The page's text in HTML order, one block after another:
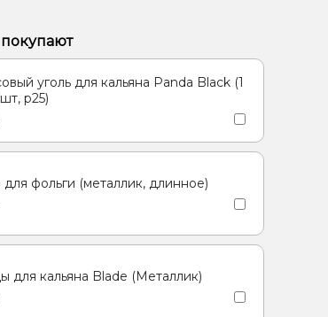
уголь для кальяна Panda Black (1
р25)
фольги (металлик, длинное)
для кальяна Blade (Металлик)